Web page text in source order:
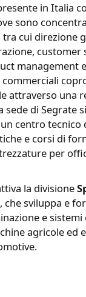
in Italia
sono
cui direzione
customer
management
attraverso una
sede di Segrate
centro tecnico
e corsi di
per
la divisione
, che sviluppa e
e
agricole ed